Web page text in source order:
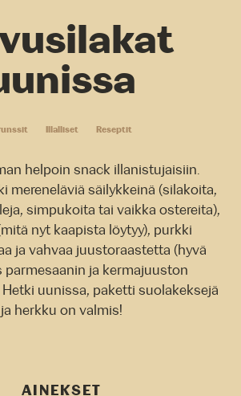
Illalliset Reseptit
helpoin snack illanistujaisiin.
mereneläviä säilykkeinä (silakoita,
simpukoita tai vaikka ostereita),
nyt kaapista löytyy), purkki
ja vahvaa juustoraastetta (hyvä
parmesaanin ja kermajuuston
uunissa, paketti suolakeksejä
ja herkku on valmis!
AINEKSET